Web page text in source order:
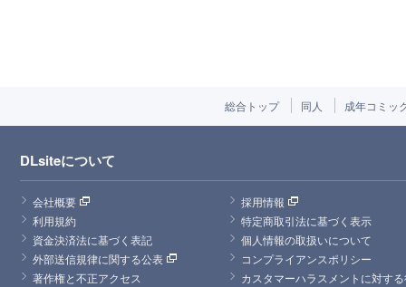
総合トップ 同人 成年コミッ
DLsiteについて
会社概要
採用情報
利用規約
特定商取引法に基づく表示
資金決済法に基づく表記
個人情報の取扱いについて
外部送信規律に関する公表
コンプライアンスポリシー
著作権と不正アクセス
カスタマーハラスメントに対す